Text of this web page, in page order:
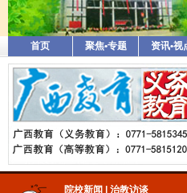
首页 聚焦•专题 资讯•视
院校新闻 治教访谈